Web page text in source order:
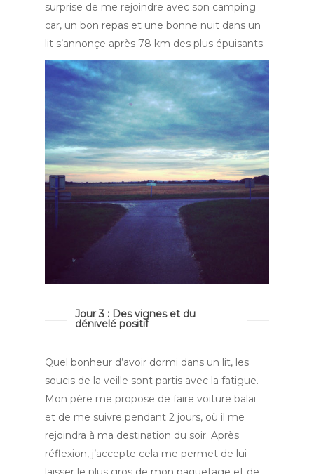
surprise de me rejoindre avec son camping
car, un bon repas et une bonne nuit dans un
lit s’annonçe après 78 km des plus épuisants.
Jour 3 : Des vignes et du
dénivelé positif
Quel bonheur d’avoir dormi dans un lit, les
soucis de la veille sont partis avec la fatigue.
Mon père me propose de faire voiture balai
et de me suivre pendant 2 jours, où il me
rejoindra à ma destination du soir. Après
réflexion, j’accepte cela me permet de lui